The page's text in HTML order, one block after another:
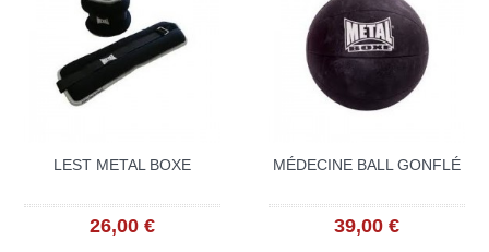
LEST METAL BOXE
26,00 €
MÉDECINE BALL GONFLÉ
39,00 €